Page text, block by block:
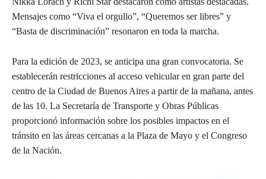
Mensajes como “Viva el orgullo”, “Queremos ser libres” y
“Basta de discriminación” resonaron en toda la marcha.
Para la edición de 2023, se anticipa una gran convocatoria. Se
establecerán restricciones al acceso vehicular en gran parte del
centro de la Ciudad de Buenos Aires a partir de la mañana, antes
de las 10. La Secretaría de Transporte y Obras Públicas
proporcionó información sobre los posibles impactos en el
tránsito en las áreas cercanas a la Plaza de Mayo y el Congreso
de la Nación.